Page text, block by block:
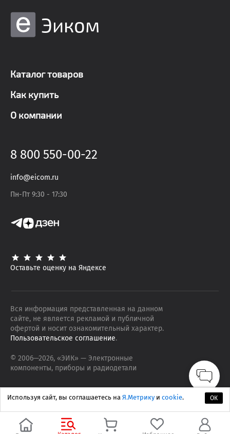
Эиком
Каталог товаров
Как купить
О компании
8 800 550-00-22
info@eicom.ru
Пн-Пт 9:30 - 17:30
Оставьте оценку на Яндексе
Вся информация представленная на данном
сайте, не является рекламой и публичной
офертой и носит ознакомительный характер.
Пользовательское соглашение.
© 2006—2026, «ЭИК» — Электронные
компоненты, приборы и радиодетали
ОК
Используя сайт, вы соглашаетесь на Я.Метрику и cookie.